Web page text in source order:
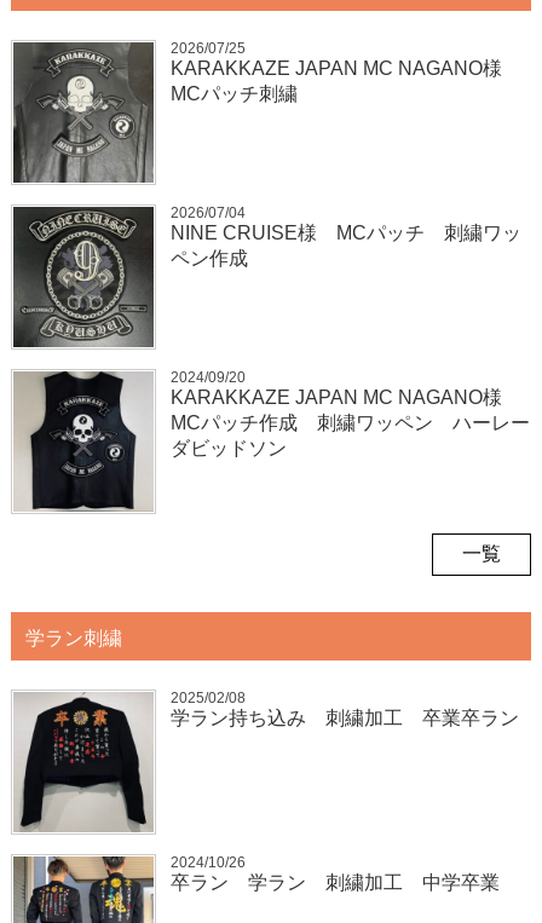
2026/07/25
KARAKKAZE JAPAN MC NAGANO様
MCパッチ刺繍
2026/07/04
NINE CRUISE様 MCパッチ 刺繍ワッ
ペン作成
2024/09/20
KARAKKAZE JAPAN MC NAGANO様
MCパッチ作成 刺繍ワッペン ハーレー
ダビッドソン
一覧
学ラン刺繍
2025/02/08
学ラン持ち込み 刺繍加工 卒業卒ラン
2024/10/26
卒ラン 学ラン 刺繍加工 中学卒業